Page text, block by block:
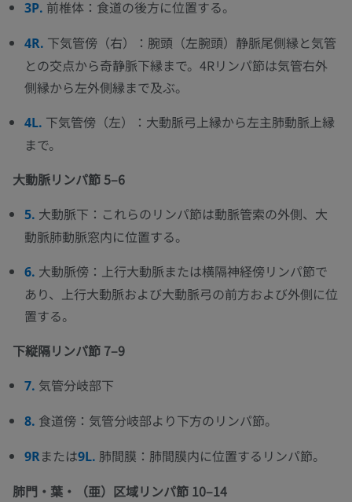
3P. 前椎体：食道の後方に位置する。
4R. 下気管傍（右）：腕頭（左腕頭）静脈尾側縁と気管
との交点から奇静脈下縁まで。4Rリンパ節は気管右外
側縁から左外側縁まで及ぶ。
4L. 下気管傍（左）：大動脈弓上縁から左主肺動脈上縁
まで。
大動脈リンパ節 5–6
5. 大動脈下：これらのリンパ節は動脈管索の外側、大
動脈肺動脈窓内に位置する。
6. 大動脈傍：上行大動脈または横隔神経傍リンパ節で
あり、上行大動脈および大動脈弓の前方および外側に位
置する。
下縦隔リンパ節 7–9
7. 気管分岐部下
8. 食道傍：気管分岐部より下方のリンパ節。
9Rまたは9L. 肺間膜：肺間膜内に位置するリンパ節。
肺門・葉・（亜）区域リンパ節 10–14